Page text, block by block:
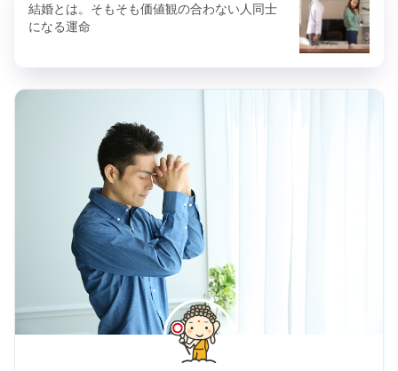
結婚とは。そもそも価値観の合わない人同士
になる運命